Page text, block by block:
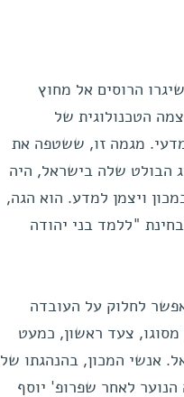
הרוסים אל מחוץ
הטכנולוגית של
מגמה זו, ששטפה את
הבולט שלה בישראל, היה
ויצמן למדע. הוא הגה,
"ללמד בני יהודה
לחלוק על העובדה
ראשון מסוגו, צעד ראשון, כמעט
אנשי המכון, בהנהגתו של
לאחר שפרופ' יוסף